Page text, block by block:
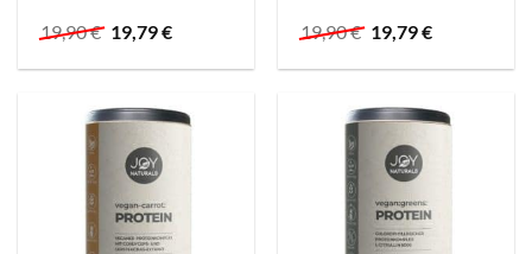
19,90€ Ursprünglicher
war:
19,79€Aktueller
ist:
19,90€ Ursprünglicher
war:
19,79€Aktueller
ist: